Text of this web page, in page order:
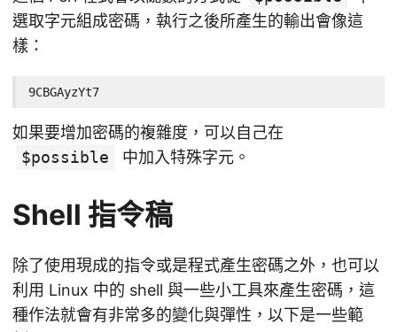
選取字元組成密碼，執行之後所產生的輸出會像這
樣：
9CBGAyzYt7
如果要增加密碼的複雜度，可以自己在
$possible
中加入特殊字元。
Shell 指令稿
除了使用現成的指令或是程式產生密碼之外，也可以
利用 Linux 中的 shell 與一些小工具來產生密碼，這
種作法就會有非常多的變化與彈性，以下是一些範